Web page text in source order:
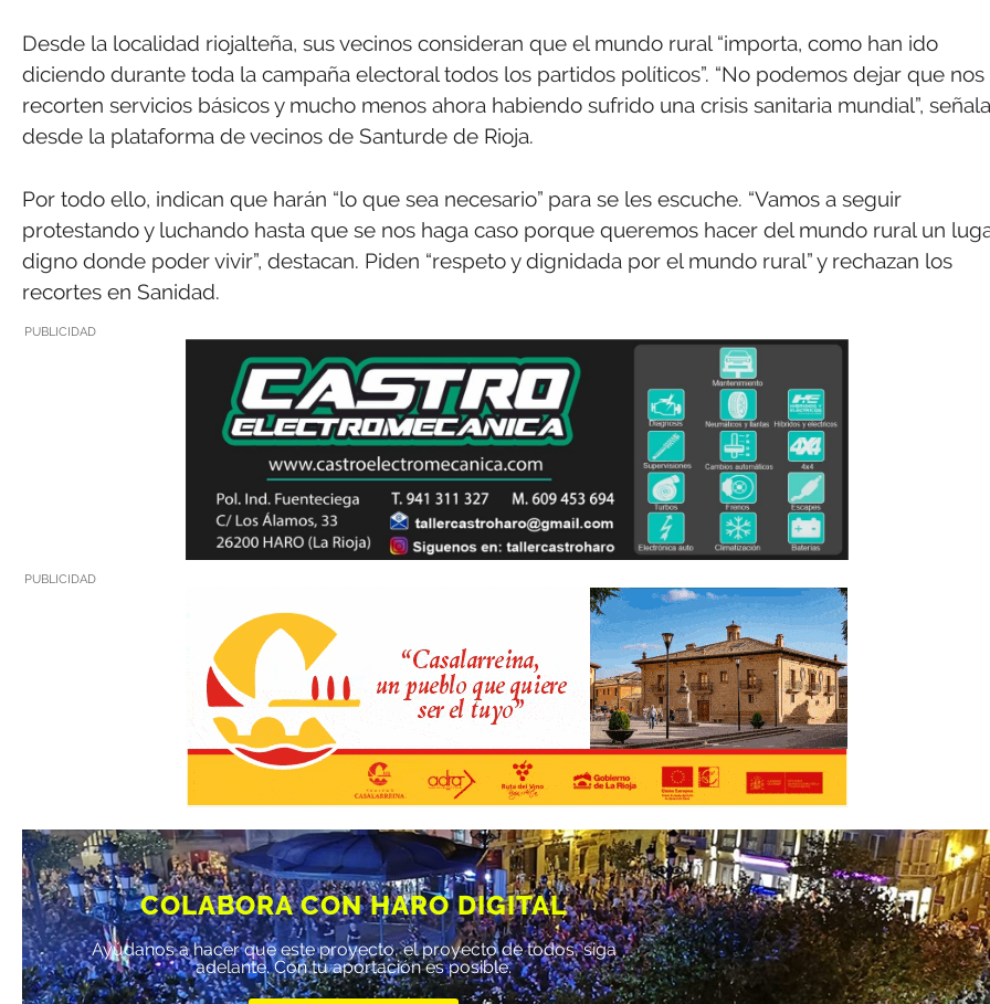
Desde la localidad riojalteña, sus vecinos consideran que el mundo rural “importa, como han ido
diciendo durante toda la campaña electoral todos los partidos políticos”. “No podemos dejar que nos
recorten servicios básicos y mucho menos ahora habiendo sufrido una crisis sanitaria mundial”,
desde la plataforma de vecinos de Santurde de Rioja.
Por todo ello, indican que harán “lo que sea necesario” para se les escuche. “Vamos a seguir
protestando y luchando hasta que se nos haga caso porque queremos hacer del mundo rural un
digno donde poder vivir”, destacan. Piden “respeto y dignidada por el mundo rural” y rechazan los
recortes en Sanidad.
PUBLICIDAD
PUBLICIDAD
COLABORA CON HARO DIGITAL
Ayúdanos a hacer que este proyecto, el proyecto de todos, siga
adelante. Con tu aportación es posible.